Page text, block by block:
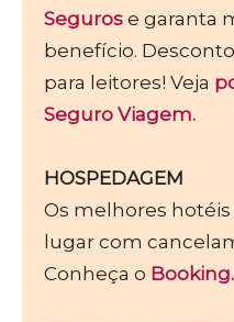
Seguros e garanta
benefício.
para leitores! Veja
Seguro Viagem.
HOSPEDAGEM
Os melhores
lugar com
Conheça o